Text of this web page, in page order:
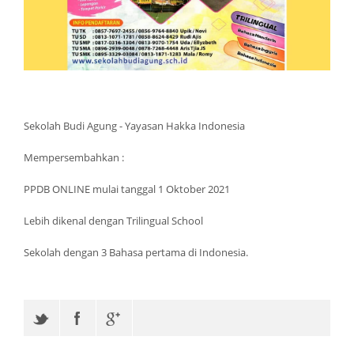
Sekolah Budi Agung - Yayasan Hakka Indonesia
Mempersembahkan :
PPDB ONLINE mulai tanggal 1 Oktober 2021
Lebih dikenal dengan Trilingual School
Sekolah dengan 3 Bahasa pertama di Indonesia.